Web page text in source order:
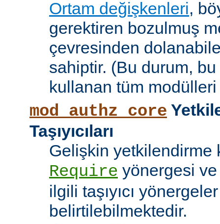
Ortam değişkenleri,
gerektiren bozulmuş
çevresinden
sahiptir. (Bu durum,
kullanan tüm
mod_authz_core
Taşıyıcıları
Gelişkin yetkilendirme
Require yönergesi
ilgili taşıyıcı
belirtilebilmektedir.